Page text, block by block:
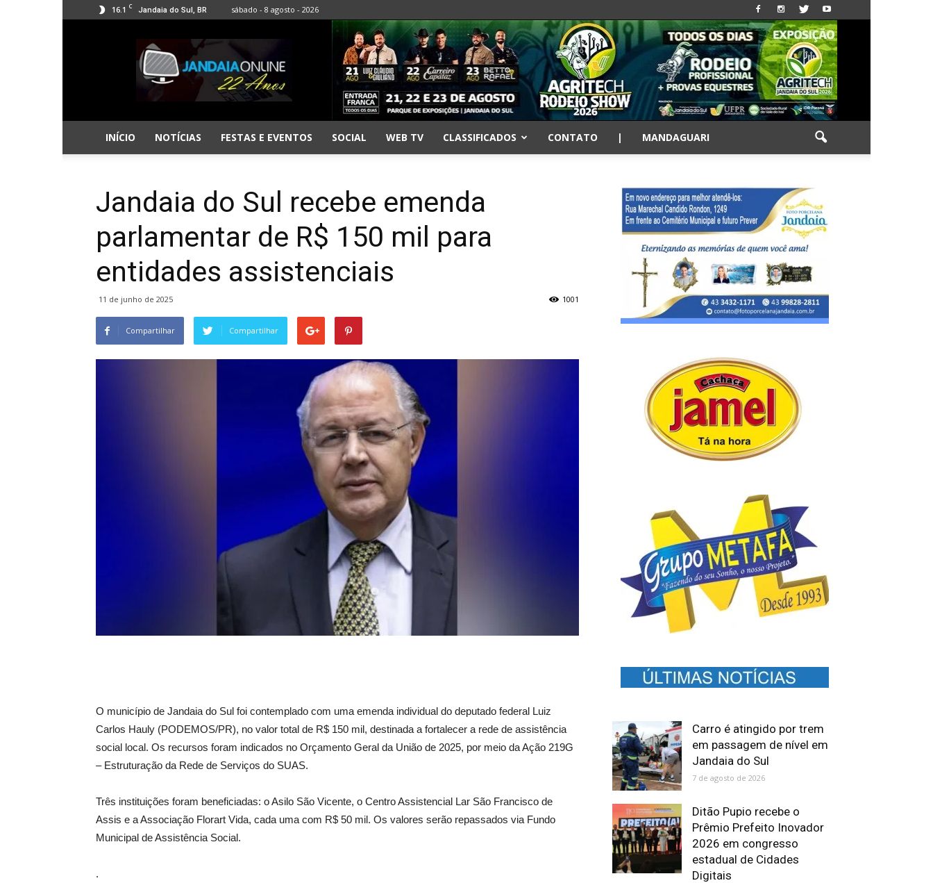
16.1 C Jandaia do Sul, BR sábado - 8 agosto - 2026
Jandaia
Online
INÍCIO NOTÍCIAS FESTAS E EVENTOS SOCIAL WEB TV CLASSIFICADOS CONTATO | MANDAGUARI
Jandaia do Sul recebe emenda
parlamentar de R$ 150 mil para
entidades assistenciais
11 de junho de 2025 1001
Compartilhar Compartilhar
O município de Jandaia do Sul foi contemplado com uma emenda individual do deputado federal Luiz
Carlos Hauly (PODEMOS/PR), no valor total de R$ 150 mil, destinada a fortalecer a rede de assistência
social local. Os recursos foram indicados no Orçamento Geral da União de 2025, por meio da Ação 219G
– Estruturação da Rede de Serviços do SUAS.
Três instituições foram beneficiadas: o Asilo São Vicente, o Centro Assistencial Lar São Francisco de
Assis e a Associação Florart Vida, cada uma com R$ 50 mil. Os valores serão repassados via Fundo
Municipal de Assistência Social.
.
Carro é atingido por trem
em passagem de nível em
Jandaia do Sul
7 de agosto de 2026
Ditão Pupio recebe o
Prêmio Prefeito Inovador
2026 em congresso
estadual de Cidades
Digitais